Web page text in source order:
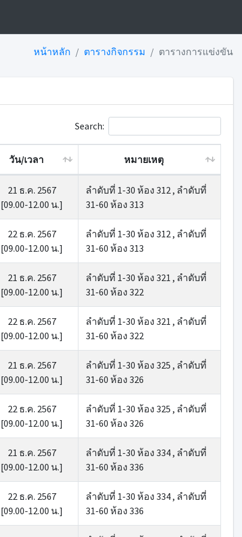
หน้าหลัก ตารางกิจกรรม ตารางการแข่งขัน
Search:
วัน/เวลา หมายเหตุ
21 ธ.ค. 2567
[09.00-12.00 น.]
ลำดับที่ 1-30 ห้อง 312 , ลำดับที่
31-60 ห้อง 313
22 ธ.ค. 2567
[09.00-12.00 น.]
ลำดับที่ 1-30 ห้อง 312 , ลำดับที่
31-60 ห้อง 313
21 ธ.ค. 2567
[09.00-12.00 น.]
ลำดับที่ 1-30 ห้อง 321 , ลำดับที่
31-60 ห้อง 322
22 ธ.ค. 2567
[09.00-12.00 น.]
ลำดับที่ 1-30 ห้อง 321 , ลำดับที่
31-60 ห้อง 322
21 ธ.ค. 2567
[09.00-12.00 น.]
ลำดับที่ 1-30 ห้อง 325 , ลำดับที่
31-60 ห้อง 326
22 ธ.ค. 2567
[09.00-12.00 น.]
ลำดับที่ 1-30 ห้อง 325 , ลำดับที่
31-60 ห้อง 326
21 ธ.ค. 2567
[09.00-12.00 น.]
ลำดับที่ 1-30 ห้อง 334 , ลำดับที่
31-60 ห้อง 336
22 ธ.ค. 2567
[09.00-12.00 น.]
ลำดับที่ 1-30 ห้อง 334 , ลำดับที่
31-60 ห้อง 336